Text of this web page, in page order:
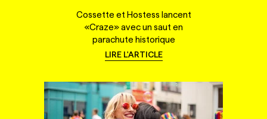
Cossette et Hostess lancent
«Craze» avec un saut en
parachute historique
LIRE L'ARTICLE